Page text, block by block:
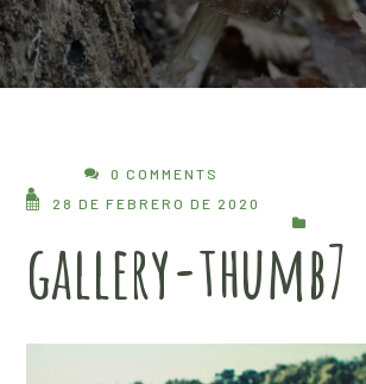
0 COMMENTS
28 DE FEBRERO DE 2020
gallery-thumb7